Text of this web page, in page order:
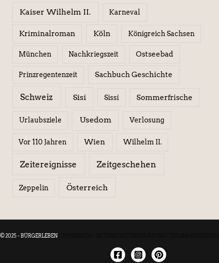
Kaiser Wilhelm II. Karneval
Kriminalroman Köln Königreich Sachsen
München Nachkriegszeit Ostseebad
Prinzregentenzeit Sachbuch Geschichte
Schweiz Sisi Sissi Sommerfrische
Urlaubsziele Usedom Verlosung
Vor 110 Jahren Wien Wilhelm II.
Zeitereignisse Zeitgeschehen
Zeppelin Österreich
© 2025 - BÜRGERLEBEN